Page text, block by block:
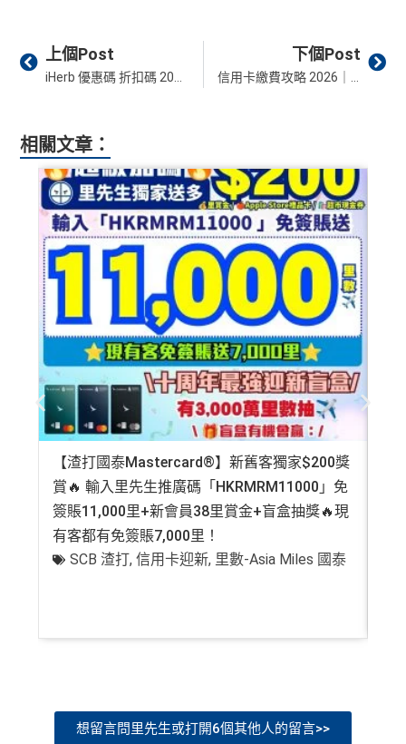
Prev
上個Post 下個Post
相關文章：
【渣打國泰Mastercard®】新舊客獨家$200獎
賞🔥 輸入里先生推廣碼「HKRMRM11000」免
簽賬11,000里+新會員38里賞金+盲盒抽獎🔥現
有客都有免簽賬7,000里！
SCB 渣打,信用卡迎新, 里數-Asia Miles 國泰
想留言問里先生或打開6個其他人的留言>>